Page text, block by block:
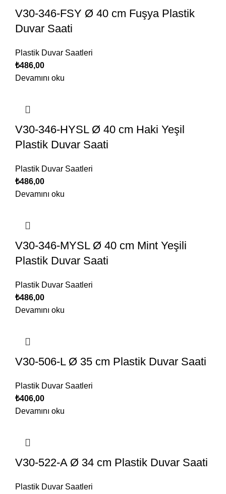
V30-346-FSY Ø 40 cm Fuşya Plastik
Duvar Saati
Plastik Duvar Saatleri
₺486,00
Devamını oku
V30-346-HYSL Ø 40 cm Haki Yeşil
Plastik Duvar Saati
Plastik Duvar Saatleri
₺486,00
Devamını oku
V30-346-MYSL Ø 40 cm Mint Yeşili
Plastik Duvar Saati
Plastik Duvar Saatleri
₺486,00
Devamını oku
V30-506-L Ø 35 cm Plastik Duvar Saati
Plastik Duvar Saatleri
₺406,00
Devamını oku
V30-522-A Ø 34 cm Plastik Duvar Saati
Plastik Duvar Saatleri